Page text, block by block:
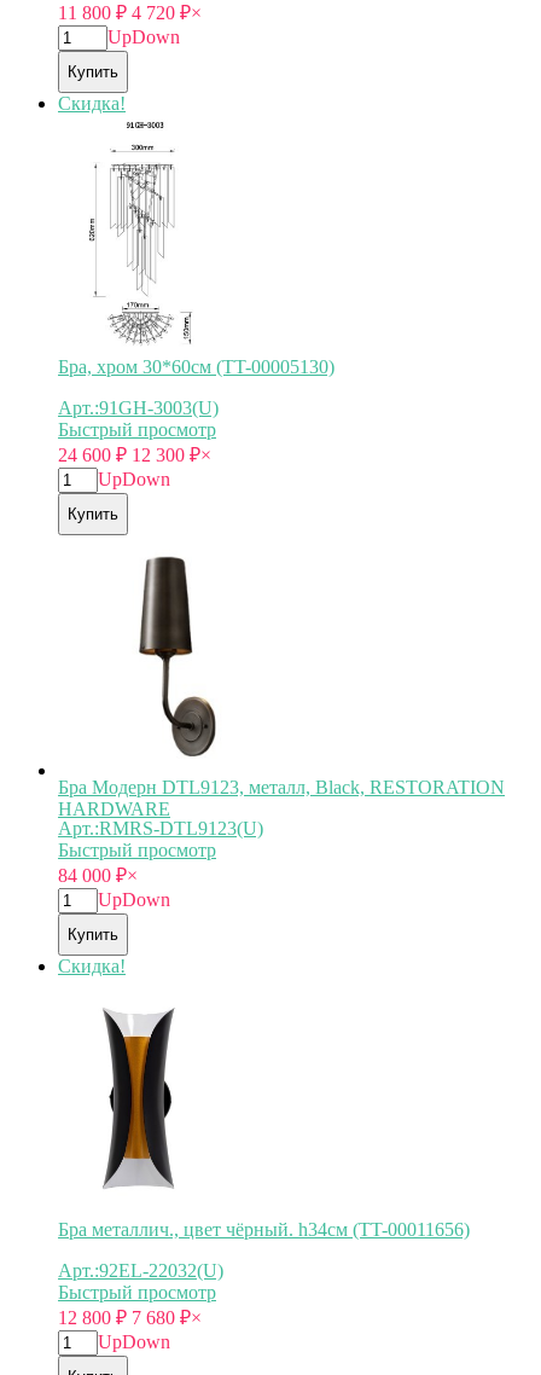
11 800 ₽ 4 720 ₽×
UpDown
Купить
Скидка!
Бра, хром 30*60см (TT-00005130)
Арт.:91GH-3003(U)
Быстрый просмотр
24 600 ₽ 12 300 ₽×
UpDown
Купить
Бра Модерн DTL9123, металл, Black, RESTORATION
HARDWARE
Арт.:RMRS-DTL9123(U)
Быстрый просмотр
84 000 ₽×
UpDown
Купить
Скидка!
Бра металлич., цвет чёрный. h34см (TT-00011656)
Арт.:92EL-22032(U)
Быстрый просмотр
12 800 ₽ 7 680 ₽×
UpDown